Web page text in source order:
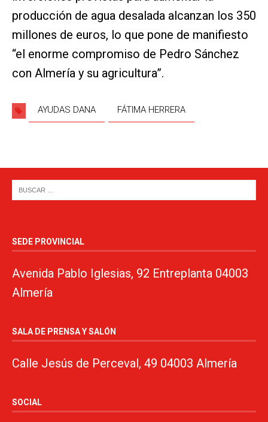
producción de agua desalada alcanzan los 350
millones de euros, lo que pone de manifiesto
“el enorme compromiso de Pedro Sánchez
con Almería y su agricultura”.
AYUDAS DANA FÁTIMA HERRERA
SEDE PROVINCIAL
Avenida Pablo Iglesias, 92 Entreplanta 04003
Almería
SALA DE PRENSA Y SALÓN
Calle Jesús de Perceval, 49 04003 Almería
SOCIAL